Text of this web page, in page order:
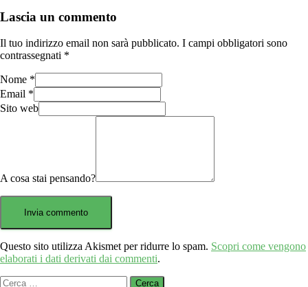
Lascia un commento
Il tuo indirizzo email non sarà pubblicato. I campi obbligatori sono
contrassegnati *
Nome *
Email *
Sito web
A cosa stai pensando?
Questo sito utilizza Akismet per ridurre lo spam. Scopri come vengono
elaborati i dati derivati dai commenti.
Ricerca